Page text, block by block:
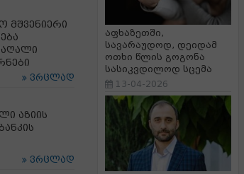
მშვენიერი
ვრცლად
აზიის
ვრცლად
აფხაზეთში,
სავარაუდოდ, დეიდამ
ოთხი წლის გოგონა
სასიკვდილოდ სცემა
13-04-2026